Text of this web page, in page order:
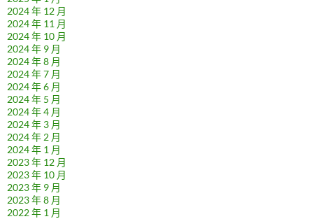
2024 年 12 月
2024 年 11 月
2024 年 10 月
2024 年 9 月
2024 年 8 月
2024 年 7 月
2024 年 6 月
2024 年 5 月
2024 年 4 月
2024 年 3 月
2024 年 2 月
2024 年 1 月
2023 年 12 月
2023 年 10 月
2023 年 9 月
2023 年 8 月
2022 年 1 月